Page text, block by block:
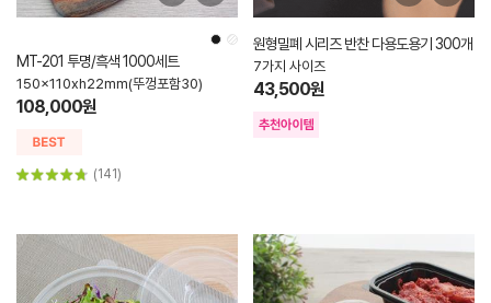
MT-201 투명/흑색 1000세트
150x110xh22mm(뚜껑포함30)
108,000원
(141)
원형밀폐 시리즈 반찬 다용도용기 300개
7가지 사이즈
43,500원